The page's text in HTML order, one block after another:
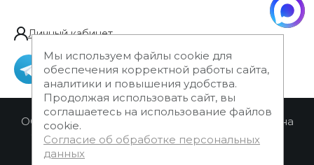
Личный кабинет
ООО "Русский мех" @ 2001-2026 Информация на
сайте не является публичной офертой. Цены
могут быть изменены.
Мы используем файлы cookie для
обеспечения корректной работы сайта,
аналитики и повышения удобства.
Продолжая использовать сайт, вы
соглашаетесь на использование файлов
cookie.
Согласие об обработке персональных
данных